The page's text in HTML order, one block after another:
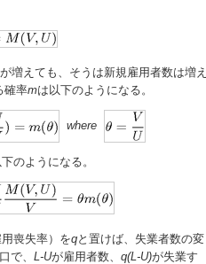
増えても、そうは新規雇用者数は増え
確率mは以下のようになる。
where
のようになる。
喪失率）をqと置けば、失業者数の変
で、 L-Uが雇用者数、 q(L-U)が失業す